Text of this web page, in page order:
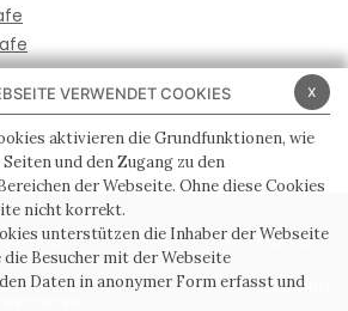
POLICY COOKIE POLICY
ALLGEMEINE
WHISTLEBLOWING
x
VERWENDET COOKIES
aktivieren die Grundfunktionen, wie
und den Zugang zu den
der Webseite. Ohne diese Cookies
nicht korrekt.
unterstützen die Inhaber der Webseite
Besucher mit der Webseite
Daten in anonymer Form erfasst und